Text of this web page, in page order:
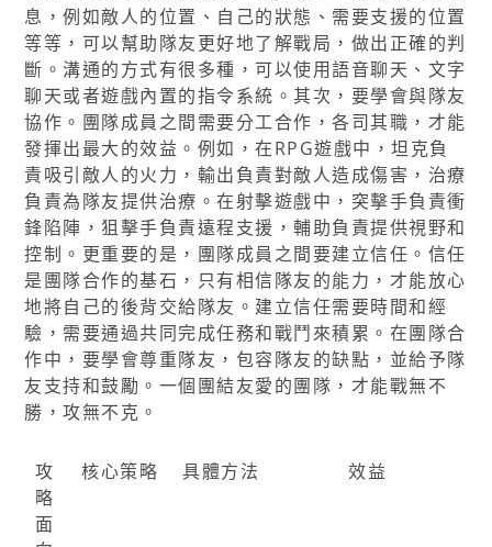
息，例如敵人的位置、自己的狀態、需要支援的位置
等等，可以幫助隊友更好地了解戰局，做出正確的判
斷。溝通的方式有很多種，可以使用語音聊天、文字
聊天或者遊戲內置的指令系統。其次，要學會與隊友
協作。團隊成員之間需要分工合作，各司其職，才能
發揮出最大的效益。例如，在RPG遊戲中，坦克負
責吸引敵人的火力，輸出負責對敵人造成傷害，治療
負責為隊友提供治療。在射擊遊戲中，突擊手負責衝
鋒陷陣，狙擊手負責遠程支援，輔助負責提供視野和
控制。更重要的是，團隊成員之間要建立信任。信任
是團隊合作的基石，只有相信隊友的能力，才能放心
地將自己的後背交給隊友。建立信任需要時間和經
驗，需要通過共同完成任務和戰鬥來積累。在團隊合
作中，要學會尊重隊友，包容隊友的缺點，並給予隊
友支持和鼓勵。一個團結友愛的團隊，才能戰無不
勝，攻無不克。
攻
略
面
核心策略 具體方法 效益